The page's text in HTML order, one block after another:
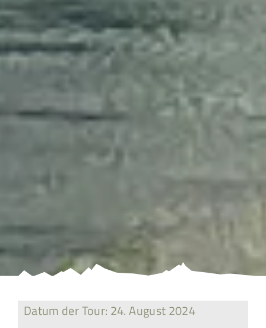
Datum der Tour: 24. August 2024